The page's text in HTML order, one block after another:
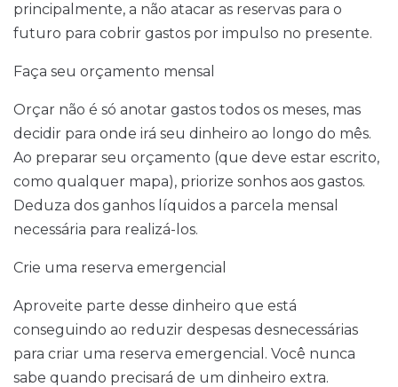
principalmente, a não atacar as reservas para o
futuro para cobrir gastos por impulso no presente.
Faça seu orçamento mensal
Orçar não é só anotar gastos todos os meses, mas
decidir para onde irá seu dinheiro ao longo do mês.
Ao preparar seu orçamento (que deve estar escrito,
como qualquer mapa), priorize sonhos aos gastos.
Deduza dos ganhos líquidos a parcela mensal
necessária para realizá-los.
Crie uma reserva emergencial
Aproveite parte desse dinheiro que está
conseguindo ao reduzir despesas desnecessárias
para criar uma reserva emergencial. Você nunca
sabe quando precisará de um dinheiro extra.